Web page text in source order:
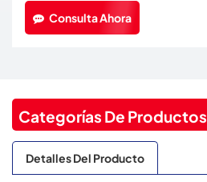
Consulta Ahora
Categorías De Productos
Detalles Del Producto